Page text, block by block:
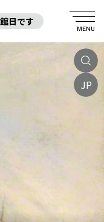
日です
MENU
JP